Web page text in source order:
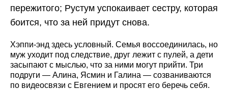
пережитого; Рустум успокаивает сестру, которая
боится, что за ней придут снова.
Хэппи-энд здесь условный. Семья воссоединилась, но
муж уходит под следствие, друг лежит с пулей, а дети
засыпают с мыслью, что за ними могут прийти. Три
подруги — Алина, Ясмин и Галина — созваниваются
по видеосвязи с Евгением и просят его беречь себя.